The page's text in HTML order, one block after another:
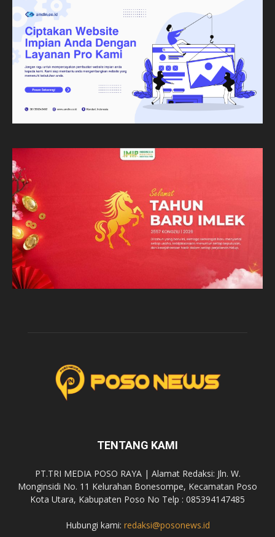
TENTANG KAMI
PT.TRI MEDIA POSO RAYA | Alamat Redaksi: Jln. W.
Monginsidi No. 11 Kelurahan Bonesompe, Kecamatan Poso
Kota Utara, Kabupaten Poso No Telp : 085394147485
Hubungi kami: redaksi@posonews.id